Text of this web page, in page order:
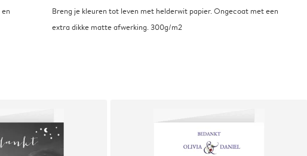
Breng je kleuren tot leven met helderwit papier. Ongecoat met een
extra dikke matte afwerking. 300g/m2